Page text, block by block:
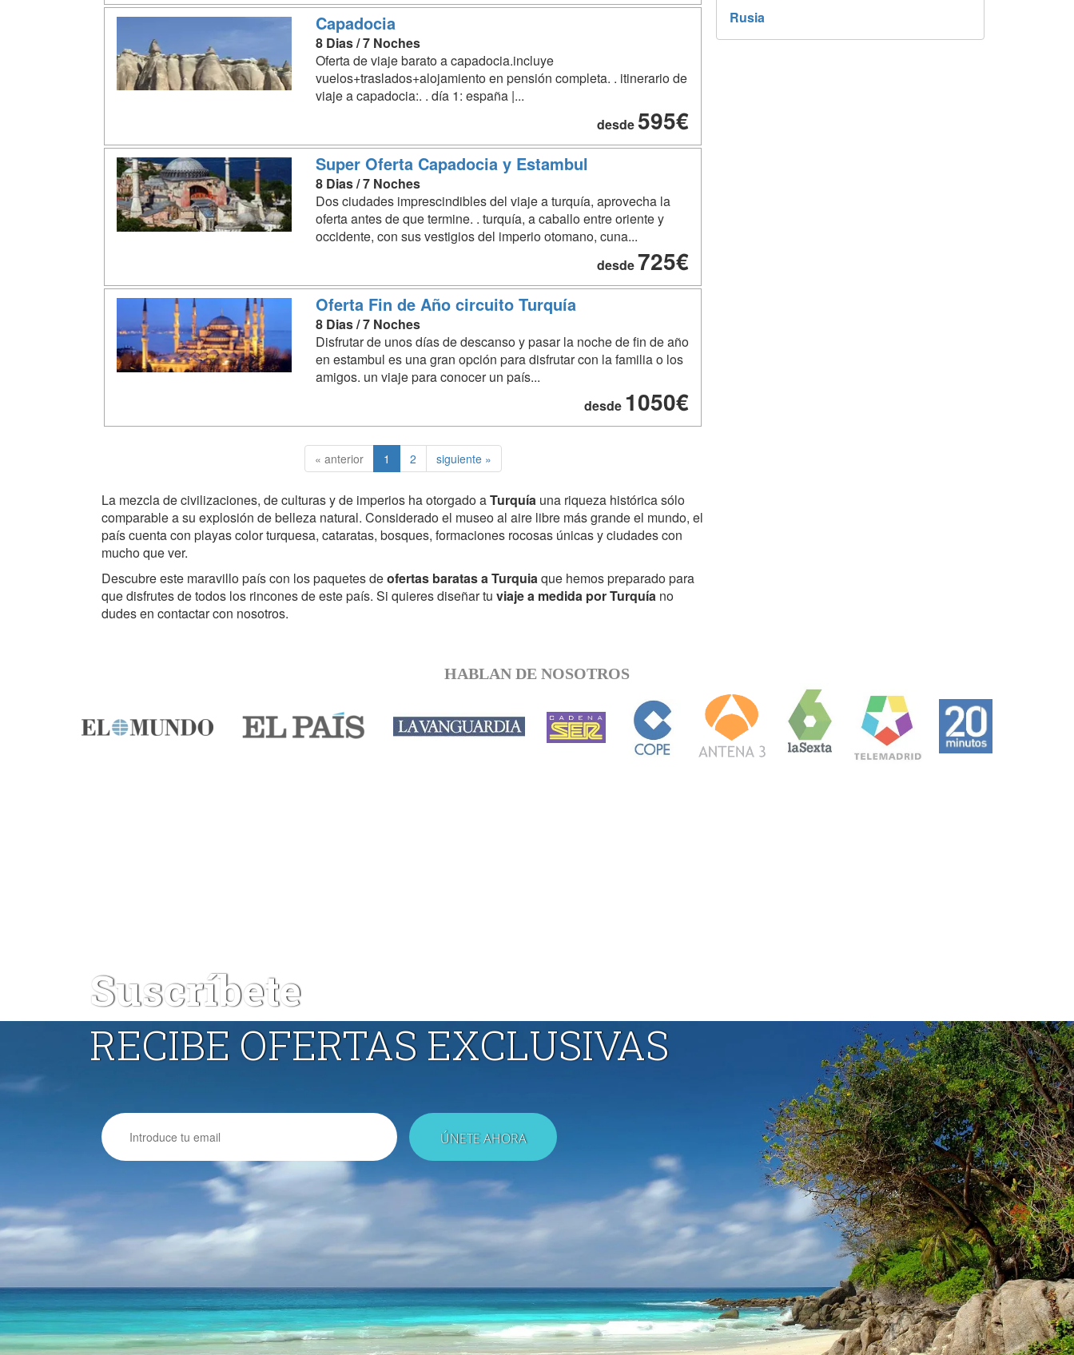
Capadocia
8 Dias / 7 Noches
Oferta de viaje barato a capadocia.incluye
vuelos+traslados+alojamiento en pensión completa. . itinerario de
viaje a capadocia:. . día 1: españa |...
desde595€
Super Oferta Capadocia y Estambul
8 Dias / 7 Noches
Dos ciudades imprescindibles del viaje a turquía, aprovecha la
oferta antes de que termine. . turquía, a caballo entre oriente y
occidente, con sus vestigios del imperio otomano, cuna...
desde725€
Oferta Fin de Año circuito Turquía
8 Dias / 7 Noches
Disfrutar de unos días de descanso y pasar la noche de fin de año
en estambul es una gran opción para disfrutar con la familia o los
amigos. un viaje para conocer un país...
desde 1050€
« anterior 1 2 siguiente »
La mezcla de civilizaciones, de culturas y de imperios ha otorgado aTurquía una riqueza histórica sólo
comparable a su explosión de belleza natural. Considerado el museo al aire libre más grande el mundo, el
país cuenta con playas color turquesa, cataratas, bosques, formaciones rocosas únicas y ciudades con
mucho que ver.
Descubre este maravillo país con los paquetes deofertas baratas a Turquiaque hemos preparado para
que disfrutes de todos los rincones de este país. Si quieres diseñar tu viaje a medida por Turquía no
dudes en contactar con nosotros.
Rusia
HABLAN DE NOSOTROS
Suscríbete
RECIBE OFERTAS EXCLUSIVAS
Email